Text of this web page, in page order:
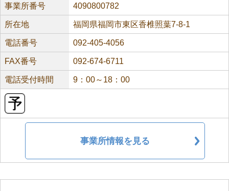
事業所番号 4090800782
所在地 福岡県福岡市東区香椎照葉7-8-1
電話番号 092-405-4056
FAX番号 092-674-6711
電話受付時間 9：00～18：00
事業所情報を見る